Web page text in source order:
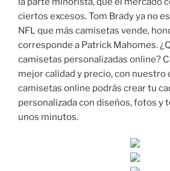
ciertos excesos. Tom Brady ya no
NFL que más camisetas vende,
corresponde a Patrick Mahomes.
camisetas personalizadas online?
mejor calidad y precio, con nuestro
camisetas online podrás crear tu
personalizada con diseños, fotos y
unos minutos.